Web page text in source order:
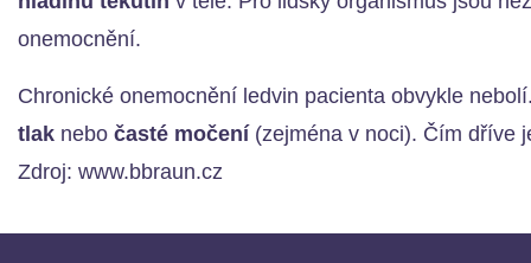
onemocnění.
Chronické onemocnění ledvin pacienta obvykle
tlak nebo časté močení(zejména v noci). Čím dříve
Zdroj: www.bbraun.cz